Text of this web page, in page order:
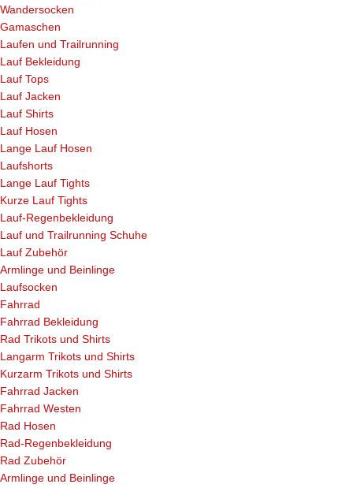
Wandersocken
Gamaschen
Laufen und Trailrunning
Lauf Bekleidung
Lauf Tops
Lauf Jacken
Lauf Shirts
Lauf Hosen
Lange Lauf Hosen
Laufshorts
Lange Lauf Tights
Kurze Lauf Tights
Lauf-Regenbekleidung
Lauf und Trailrunning Schuhe
Lauf Zubehör
Armlinge und Beinlinge
Laufsocken
Fahrrad
Fahrrad Bekleidung
Rad Trikots und Shirts
Langarm Trikots und Shirts
Kurzarm Trikots und Shirts
Fahrrad Jacken
Fahrrad Westen
Rad Hosen
Rad-Regenbekleidung
Rad Zubehör
Armlinge und Beinlinge